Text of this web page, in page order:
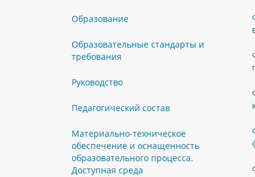
Образование
Образовательные стандарты и
требования
Руководство
Педагогический состав
Материально-техническое
обеспечение и оснащенность
образовательного процесса.
Доступная среда